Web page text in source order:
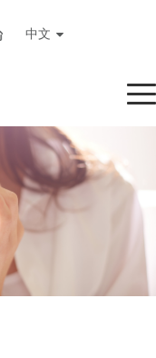
中文